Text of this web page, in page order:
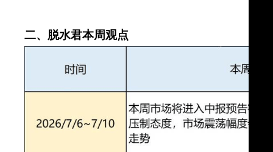
二、脱水君本周观点